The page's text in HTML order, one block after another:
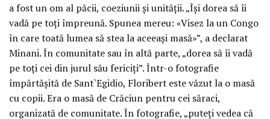
a fost un om al păcii, coeziunii și unității. „Își dorea să îi
vadă pe toți împreună. Spunea mereu: «Visez la un Congo
în care toată lumea să stea la aceeași masă»”, a declarat
Minani. În comunitate sau în altă parte, „dorea să îi vadă
pe toți cei din jurul său fericiți”. Într-o fotografie
împărtășită de Sant`Egidio, Floribert este văzut la o masă
cu copii. Era o masă de Crăciun pentru cei săraci,
organizată de comunitate. În fotografie, „puteți vedea că